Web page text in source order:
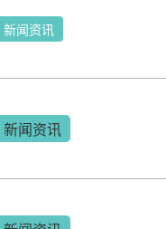
新闻资讯
新闻资讯